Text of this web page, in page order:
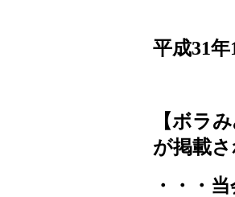
平成31年
【ボラ
が掲載さ
・・・